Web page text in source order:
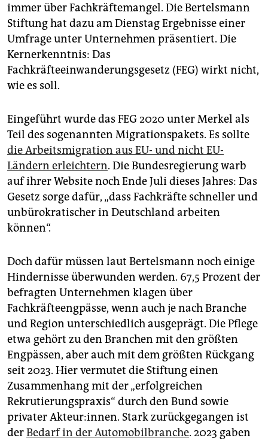
immer über Fachkräftemangel. Die Bertelsmann
Stiftung hat dazu am Dienstag Ergebnisse einer
Umfrage unter Unternehmen präsentiert. Die
Kern­erkenntnis: Das
Fachkräfteeinwanderungsgesetz (FEG) wirkt nicht,
wie es soll.
Eingeführt wurde das FEG 2020 unter Merkel als
Teil des sogenannten Migrationspakets. Es sollte
die Arbeitsmigration aus EU- und nicht EU-
Ländern erleichtern. Die Bundesregierung warb
auf ihrer Website noch Ende Juli dieses Jahres: Das
Gesetz sorge dafür, „dass Fachkräfte schneller und
unbürokratischer in Deutschland arbeiten
können“.
Doch dafür müssen laut Bertelsmann noch einige
Hindernisse überwunden werden. 67,5 Prozent der
befragten Unternehmen klagen über
Fachkräfteengpässe, wenn auch je nach Branche
und Region unterschiedlich ausgeprägt. Die Pflege
etwa gehört zu den Branchen mit den größten
Engpässen, aber auch mit dem größten Rückgang
seit 2023. Hier vermutet die Stiftung einen
Zusammenhang mit der „erfolgreichen
Rekrutierungspraxis“ durch den Bund sowie
privater Akteur:innen. Stark zurückgegangen ist
derBedarf in der Automobilbranche. 2023 gaben